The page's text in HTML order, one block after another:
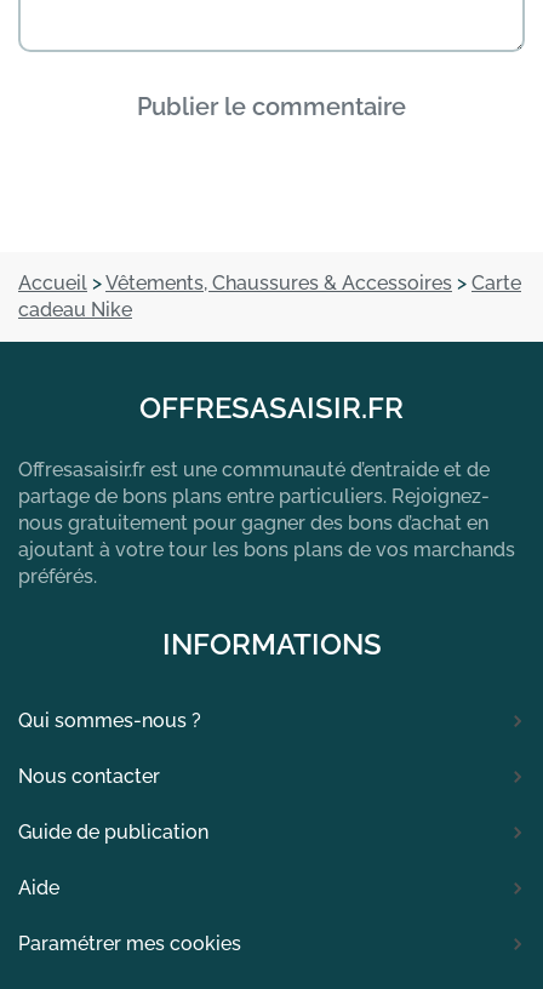
Publier le commentaire
Accueil >Vêtements, Chaussures & Accessoires > Carte
cadeau Nike
OFFRESASAISIR.FR
Offresasaisir.fr est une communauté d’entraide et de
partage de bons plans entre particuliers. Rejoignez-
nous gratuitement pour gagner des bons d’achat en
ajoutant à votre tour les bons plans de vos marchands
préférés.
INFORMATIONS
Qui sommes-nous ?
Nous contacter
Guide de publication
Aide
Paramétrer mes cookies